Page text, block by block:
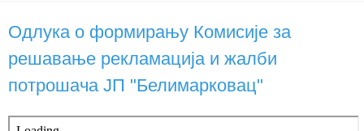
Одлука о формирању Комисије за
решавање рекламација и жалби
потрошача ЈП "Белимарковац"